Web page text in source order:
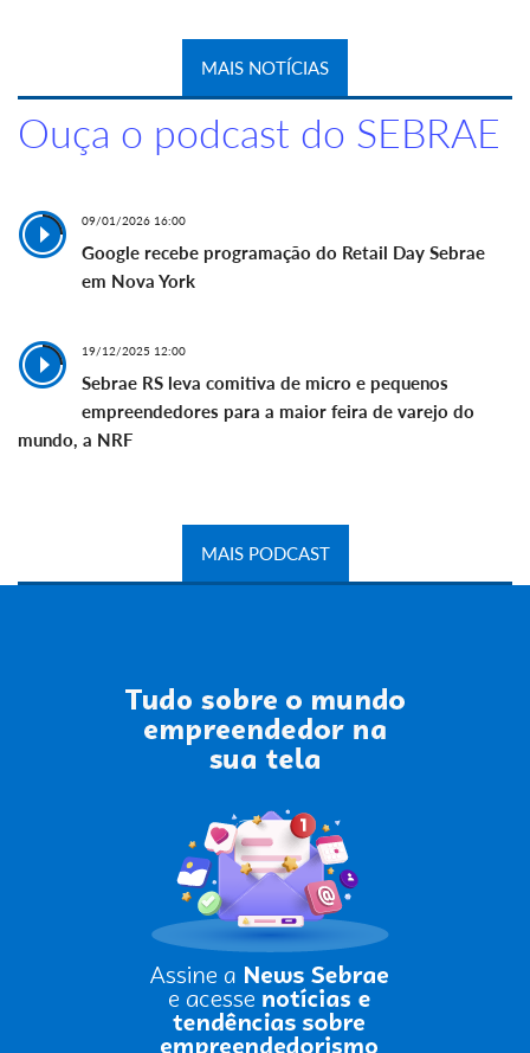
MAIS NOTÍCIAS
Ouça o podcast do SEBRAE
09/01/2026 16:00
Google recebe programação do Retail Day Sebrae
em Nova York
19/12/2025 12:00
Sebrae RS leva comitiva de micro e pequenos
empreendedores para a maior feira de varejo do
mundo, a NRF
MAIS PODCAST